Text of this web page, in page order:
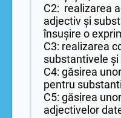
C2: realizarea
adjectiv și
însușire o
C3: realizarea
substantivele
C4: găsirea
pentru
C5: găsirea
adjectivelor